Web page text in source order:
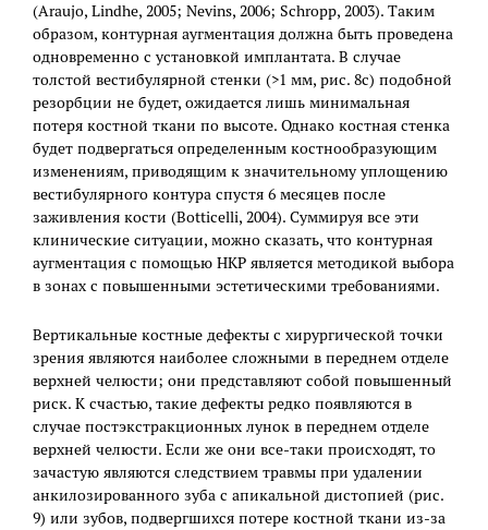
(Araujo, Lindhe, 2005; Nevins, 2006; Schropp, 2003). Таким
образом, контурная аугментация должна быть проведена
одновременно с установкой имплантата. В случае
толстой вестибулярной стенки (>1 мм, рис. 8с) подобной
резорбции не будет, ожидается лишь минимальная
потеря костной ткани по высоте. Однако костная стенка
будет подвергаться определенным костнообразующим
изменениям, приводящим к значительному уплощению
вестибулярного контура спустя 6 месяцев после
заживления кости (Botticelli, 2004). Суммируя все эти
клинические ситуации, можно сказать, что контурная
аугментация с помощью НКР является методикой выбора
в зонах с повышенными эстетическими требованиями.
Вертикальные костные дефекты с хирургической точки
зрения являются наиболее сложными в переднем отделе
верхней челюсти; они представляют собой повышенный
риск. К счастью, такие дефекты редко появляются в
случае постэкстракционных лунок в переднем отделе
верхней челюсти. Если же они все-таки происходят, то
зачастую являются следствием травмы при удалении
анкилозированного зуба с апикальной дистопией (рис.
9) или зубов, подвергшихся потере костной ткани из-за